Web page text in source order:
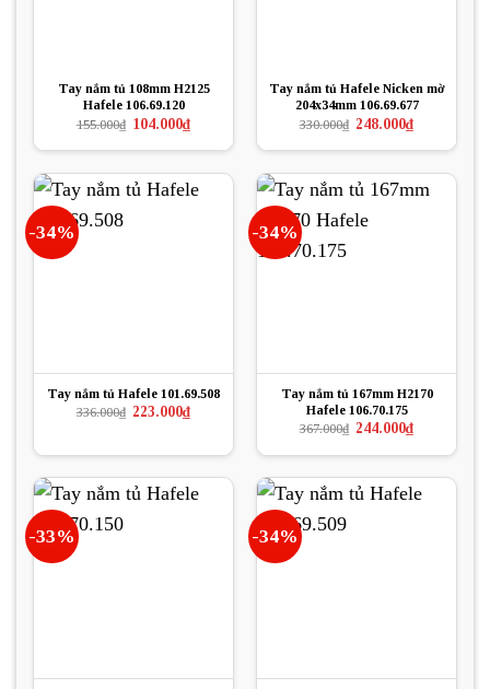
Tay nắm tủ 108mm H2125
Hafele 106.69.120
155.000₫ Giá
là:
104.000₫Giá
hiện
tại
104.000₫.
Tay nắm tủ Hafele Nicken mờ
204x34mm 106.69.677
330.000₫ Giá
là:
248.000₫Giá
hiện
tại
248.000₫.
-34%
Tay nắm tủ Hafele 101.69.508
336.000₫ Giá
223.000₫Giá
hiện
-34%
Tay nắm tủ 167mm H2170
Hafele 106.70.175
367.000₫ Giá
là:
244.000₫Giá
hiện
tại
244.000₫.
-33% -34%